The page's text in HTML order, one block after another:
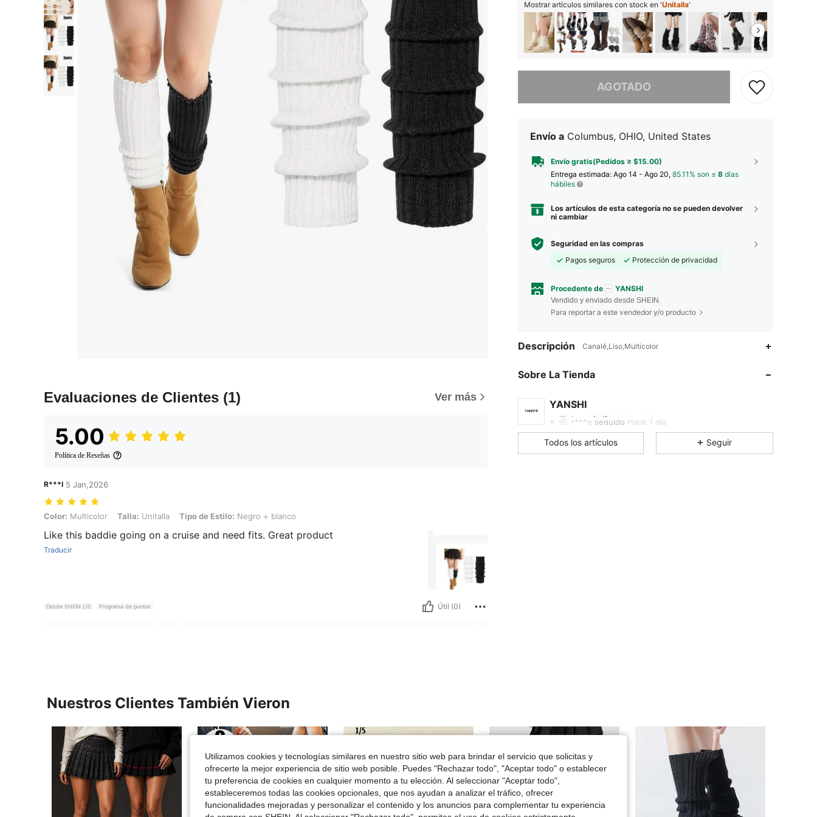
Evaluaciones de Clientes (1) Ver más
5.00
Política de Reseñas
R***l 5 Jan,2026
Color: Multicolor, Talla: Unitalla, Tipo de Estilo: Negro + blanco
Color: Multicolor Talla: Unitalla Tipo de Estilo: Negro + blanco
Like this baddie going on a cruise and need fits. Great product
Traducir
Desde SHEIN US Programa de puntos Útil (0)
Mostrar artículos similares con stock en 'Unitalla'
AGOTADO
Lo sentimos, este producto está agotado.
Envío a Columbus, OHIO, United States
Envío gratis(Pedidos ≥ $15.00)
Entrega estimada: Ago 14 - Ago 20, 85.11% son ≤ 8 días
hábiles
Los artículos de esta categoría no se pueden devolver
ni cambiar
Seguridad en las compras
Pagos seguros
Protección de privacidad
Procedente de YANSHI
Vendido y enviado desde SHEIN.
Para reportar a este vendedor y/o producto
Descripción Canalé,Liso,Multicolor
Sobre La Tienda
YANSHI
4.79 16
4.79
4.79
j***3
r***e seguido Hace 1 día
4.79 16 193
Todos los artículos Seguir
Nuestros Clientes También Vieron
Utilizamos cookies y tecnologías similares en nuestro sitio web para brindar el servicio que solicitas y
ofrecerte la mejor experiencia de sitio web posible. Puedes "Rechazar todo", "Aceptar todo" o establecer
tu preferencia de cookies en cualquier momento a tu elección. Al seleccionar "Aceptar todo",
estableceremos todas las cookies opcionales, que nos ayudan a analizar el tráfico, ofrecer
funcionalidades mejoradas y personalizar el contenido y los anuncios para complementar tu experiencia